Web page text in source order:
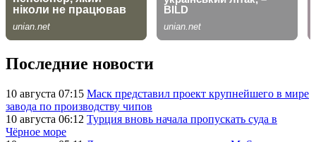
Последние новости
10 августа 07:15 Маск представил проект крупнейшего в мире
завода по производству чипов
10 августа 06:12 Турция вновь начала пропускать суда в
Чёрное море